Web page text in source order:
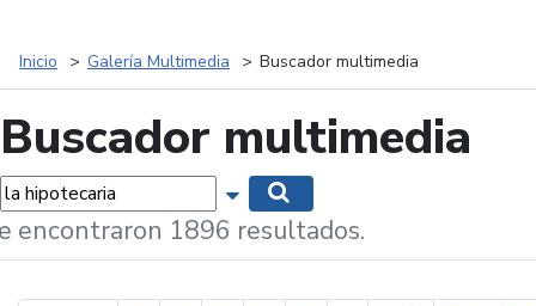
Inicio Galería Multimedia Buscador multimedia
Buscador multimedia
Mostrar opciones de búsqueda
encontraron 1896 resultados.